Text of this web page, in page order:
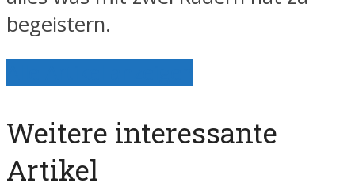
begeistern.
Weitere interessante
Artikel